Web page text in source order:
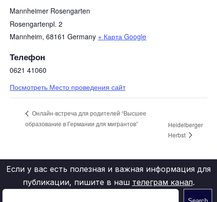
Mannheimer Rosengarten
Rosengartenpl. 2
Mannheim, 68161 Germany + Карта Google
Телефон
0621 41060
Посмотреть Место проведения сайт
Онлайн-встреча для родителей “Высшее
образование в Германии для мигрантов”
Heidelberger
Herbst
Если у вас есть полезная и важная информация для
публикации, пишите в наш телеграм канал.